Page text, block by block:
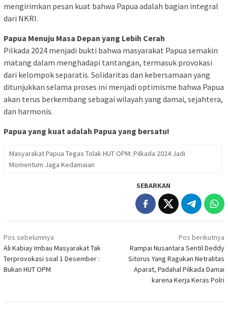
mengirimkan pesan kuat bahwa Papua adalah bagian integral
dari NKRI.
Papua Menuju Masa Depan yang Lebih Cerah
Pilkada 2024 menjadi bukti bahwa masyarakat Papua semakin
matang dalam menghadapi tantangan, termasuk provokasi
dari kelompok separatis. Solidaritas dan kebersamaan yang
ditunjukkan selama proses ini menjadi optimisme bahwa Papua
akan terus berkembang sebagai wilayah yang damai, sejahtera,
dan harmonis.
Papua yang kuat adalah Papua yang bersatu!
Masyarakat Papua Tegas Tolak HUT OPM: Pilkada 2024 Jadi
Momentum Jaga Kedamaian
SEBARKAN
Navigasi
pos
Pos sebelumnya
Ali Kabiay Imbau Masyarakat Tak
Terprovokasi soal 1 Desember :
Bukan HUT OPM
Pos berikutnya
Rampai Nusantara Sentil Deddy
Sitorus Yang Ragukan Netralitas
Aparat, Padahal Pilkada Damai
karena Kerja Keras Polri